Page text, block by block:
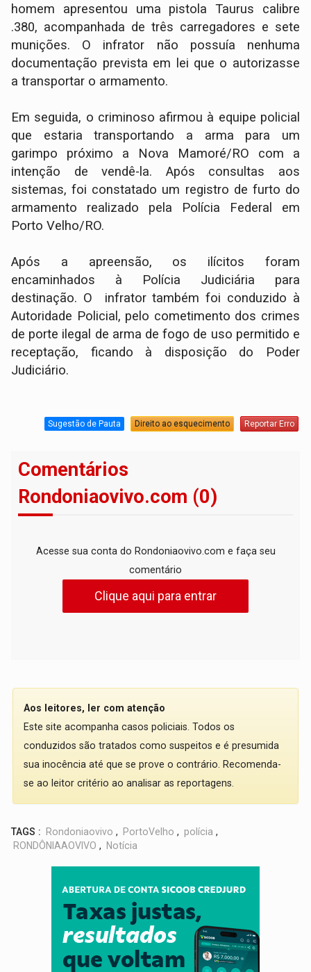
homem apresentou uma pistola Taurus calibre
.380, acompanhada de três carregadores e sete
munições. O infrator não possuía nenhuma
documentação prevista em lei que o autorizasse
a transportar o armamento.
Em seguida, o criminoso afirmou à equipe policial
que estaria transportando a arma para um
garimpo próximo a Nova Mamoré/RO com a
intenção de vendê-la. Após consultas aos
sistemas, foi constatado um registro de furto do
armamento realizado pela Polícia Federal em
Porto Velho/RO.
Após a apreensão, os ilícitos foram
encaminhados à Polícia Judiciária para
destinação. O infrator também foi conduzido à
Autoridade Policial, pelo cometimento dos crimes
de porte ilegal de arma de fogo de uso permitido e
receptação, ficando à disposição do Poder
Judiciário.
Sugestão de Pauta Direito ao esquecimento Reportar Erro
Comentários
Rondoniaovivo.com (0)
Acesse sua conta do Rondoniaovivo.com e faça seu
comentário
Clique aqui para entrar
Aos leitores, ler com atenção
Este site acompanha casos policiais. Todos os
conduzidos são tratados como suspeitos e é presumida
sua inocência até que se prove o contrário. Recomenda-
se ao leitor critério ao analisar as reportagens.
TAGS : Rondoniaovivo , PortoVelho , polícia ,
RONDÔNIAAOVIVO , Notícia